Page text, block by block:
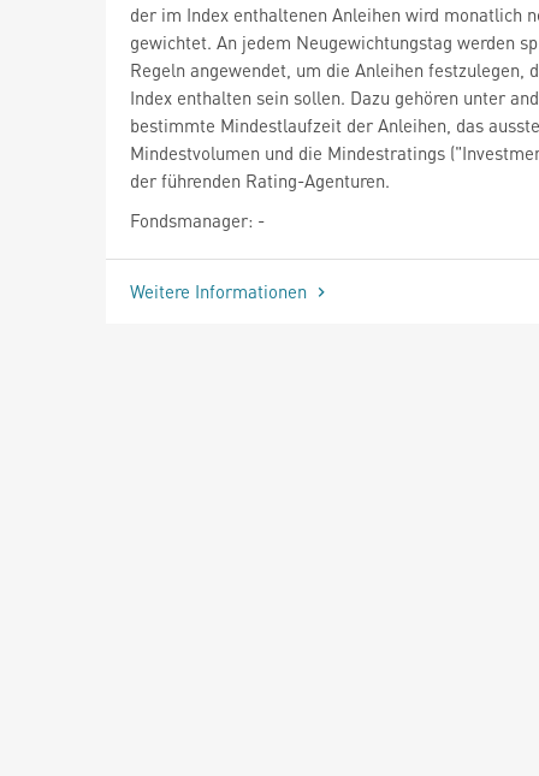
der im Index enthaltenen Anleihen wird monatlich
gewichtet. An jedem Neugewichtungstag werden
Regeln angewendet, um die Anleihen festzulegen,
Index enthalten sein sollen. Dazu gehören unter
bestimmte Mindestlaufzeit der Anleihen, das
Mindestvolumen und die Mindestratings
der führenden Rating-Agenturen.
Fondsmanager: -
Weitere Informationen